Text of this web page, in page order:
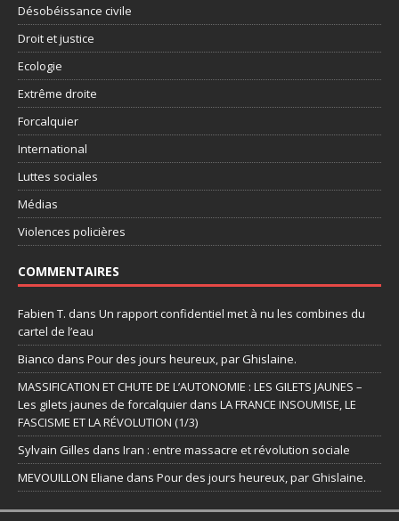
Désobéissance civile
Droit et justice
Ecologie
Extrême droite
Forcalquier
International
Luttes sociales
Médias
Violences policières
COMMENTAIRES
Fabien T. dans Un rapport confidentiel met à nu les combines du
cartel de l’eau
Bianco dans Pour des jours heureux, par Ghislaine.
MASSIFICATION ET CHUTE DE L’AUTONOMIE : LES GILETS JAUNES –
Les gilets jaunes de forcalquier dans LA FRANCE INSOUMISE, LE
FASCISME ET LA RÉVOLUTION (1/3)
Sylvain Gilles dans Iran : entre massacre et révolution sociale
MEVOUILLON Eliane dans Pour des jours heureux, par Ghislaine.